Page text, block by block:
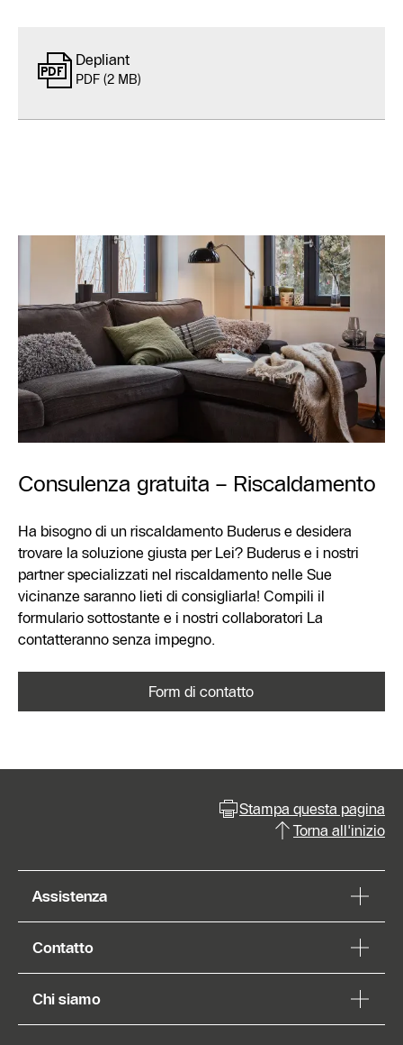
Depliant
PDF (2 MB)
Consulenza gratuita – Riscaldamento
Ha bisogno di un riscaldamento Buderus e desidera
trovare la soluzione giusta per Lei? Buderus e i nostri
partner specializzati nel riscaldamento nelle Sue
vicinanze saranno lieti di consigliarla! Compili il
formulario sottostante e i nostri collaboratori La
contatteranno senza impegno.
Form di contatto
Stampa questa pagina
Torna all'inizio
Assistenza
Contatto
Chi siamo